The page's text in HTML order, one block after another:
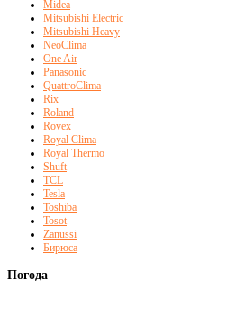
Midea
Mitsubishi Electric
Mitsubishi Heavy
NeoClima
One Air
Panasonic
QuattroClima
Rix
Roland
Rovex
Royal Clima
Royal Thermo
Shuft
TCL
Tesla
Toshiba
Tosot
Zanussi
Бирюса
Погода